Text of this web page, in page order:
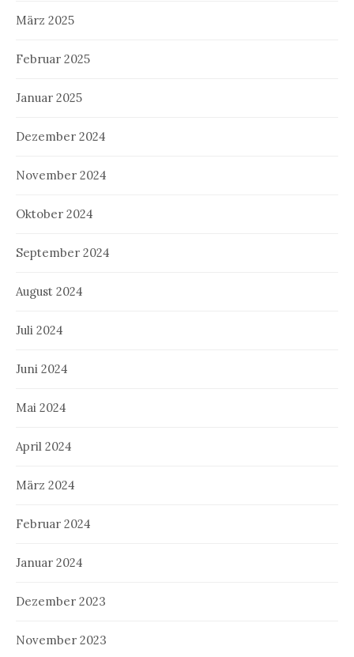
März 2025
Februar 2025
Januar 2025
Dezember 2024
November 2024
Oktober 2024
September 2024
August 2024
Juli 2024
Juni 2024
Mai 2024
April 2024
März 2024
Februar 2024
Januar 2024
Dezember 2023
November 2023